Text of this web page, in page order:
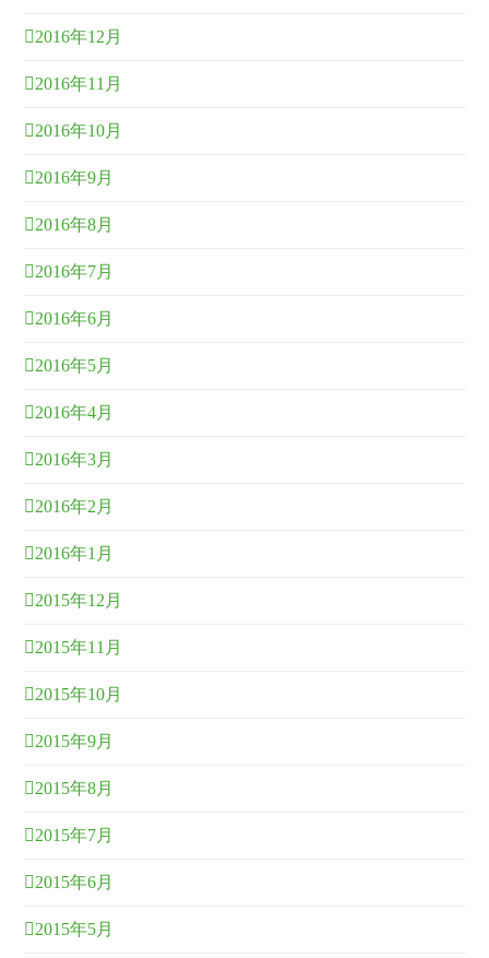
2016年12月
2016年11月
2016年10月
2016年9月
2016年8月
2016年7月
2016年6月
2016年5月
2016年4月
2016年3月
2016年2月
2016年1月
2015年12月
2015年11月
2015年10月
2015年9月
2015年8月
2015年7月
2015年6月
2015年5月